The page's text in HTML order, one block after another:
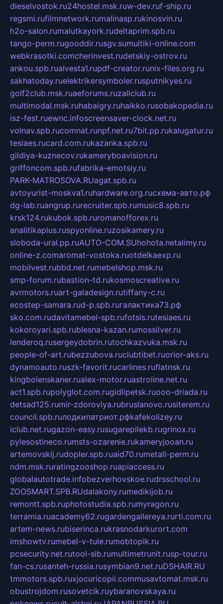
dieselvostok.ru24hostel.msk.ruw-dev.ruf-ship.ru
regsmi.rufilmnetwork.rumalinasp.rukinosvin.ru
h2o-salon.rumalutkayork.rudeltaprim.spb.ru
tango-perm.rugooddir.rusgv.sumultiki-online.com
webkrasotki.comcherinvest.rudetskiy-ostrov.ru
ankou.spb.rualvesta1.rupdf-creator.runix-files.org.ru
sakhatoday.ruelektrikersymboler.rusputnikyes.ru
golf2club.msk.ruaeforums.ruzallclub.ru
multimodal.msk.ruhabaigry.ruhaikko.rusobakopedia.ru
isz-fest.ruewnc.infoscreensaver-clock.net.ru
volnav.spb.rucomnat.runpf.net.ru7bit.pp.rukalugatur.ru
tesiaes.rucard.com.rukazanka.spb.ru
gildiya-kuznecov.rukameryboavision.ru
griffoncom.spb.rufabrika-emotsiy.ru
PARK-MATROSOVA.RUagat.spb.ru
avtoyurist-moskva1.ruhardware.org.ruсхема-авто.рф
dg-lab.ruangrup.rurecruiter.spb.rumusic8.spb.ru
krsk124.rukubok.spb.ruromanofforex.ru
analitikaplus.ruspyonline.ruzosikamery.ru
sloboda-ural.pp.ruAUTO-COM.SUhohota.netalimy.ru
online-z.comaromat-vostoka.ruotdelkaexp.ru
mobilvest.rubbd.net.rumebelshop.msk.ru
smp-forum.rubastion-td.rukosmoscreative.ru
avrmotors.ruart-galadesign.rutiffany-c.ru
ecostep-samara.rud-p.spb.ruгалактика73.рф
sko.com.rudavitamebel-spb.rufotsis.rutesiaes.ru
kokoroyari.spb.rublesna-kazan.rumossilver.ru
lenderoq.rusergeydobrin.rutochkazvuka.msk.ru
people-of-art.rubezzubova.ruclubtibet.ruorior-aks.ru
dynamoauto.ruszk-favorit.rucarlines.ruflatnsk.ru
kingbolenskaner.rualex-motor.ruastroline.net.ru
act1.spb.rupolyglot.com.rugidlipetsk.ruooo-driada.ru
detsad125.rumir-zdoroviya.rubruslanovo.rusiterem.ru
council.spb.ruлодкипатриот.рфkafekolizey.ru
iclub.net.rugazon-easy.rusugarepilekb.rugrinox.ru
pylesostineco.rumsts-ozarenie.rukameryjooan.ru
artemovskij.rudopler.spb.ruaid70.rumetall-perm.ru
ndm.msk.ruratingzooshop.ruapiaccess.ru
globalautotrade.infobezverhovskoe.rudrsschool.ru
ZOOSMART.SPB.RUdalakony.rumedikijob.ru
remontt.spb.ruphotostudia.spb.rumyragon.ru
terramia.ruacademy62.rugardengallereya.rurti.com.ru
artem-news.rubiserinca.rukrasnodarkurort.com
imshowtv.rumebel-v-tule.rumobtopik.ru
pcsecurity.net.rutool-sib.rumultimetrunit.rusp-tour.ru
fan-cs.rusanteh-russia.rusymbian9.net.ruDSHAIR.RU
tmmotors.spb.ruxjocuricopii.commusavtomat.msk.ru
obustrojdom.rusovetcik.ruybaranovskaya.ru